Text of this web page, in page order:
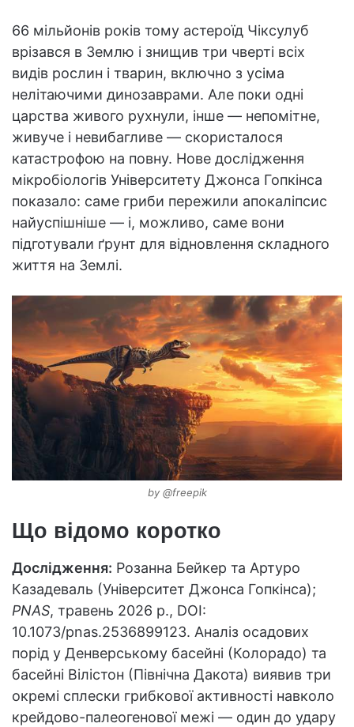
66 мільйонів років тому астероїд Чіксулуб
врізався в Землю і знищив три чверті всіх
видів рослин і тварин, включно з усіма
нелітаючими динозаврами. Але поки одні
царства живого рухнули, інше — непомітне,
живуче і невибагливе — скористалося
катастрофою на повну. Нове дослідження
мікробіологів Університету Джонса Гопкінса
показало: саме гриби пережили апокаліпсис
найуспішніше — і, можливо, саме вони
підготували ґрунт для відновлення складного
життя на Землі.
by @freepik
Що відомо коротко
Дослідження: Розанна Бейкер та Артуро
Казадеваль (Університет Джонса Гопкінса);
PNAS, травень 2026 р., DOI:
10.1073/pnas.2536899123. Аналіз осадових
порід у Денверському басейні (Колорадо) та
басейні Вілістон (Північна Дакота) виявив три
окремі сплески грибкової активності навколо
крейдово-палеогенової межі — один до удару